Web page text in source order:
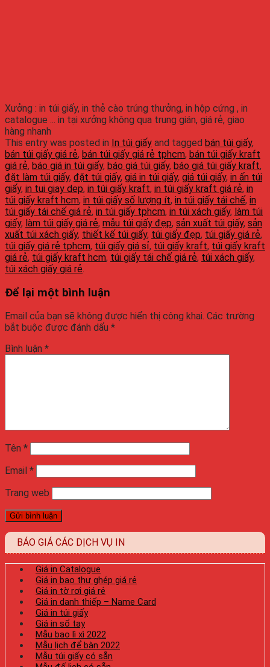
Xưởng : in túi giấy, in thẻ cào trúng thưởng, in hộp cứng , in
catalogue ... in tại xưởng không qua trung gián, giá rẻ, giao
hàng nhanh
This entry was posted in In túi giấy and tagged bán túi giấy,
bán túi giấy giá rẻ, bán túi giấy giá rẻ tphcm, bán túi giấy kraft
giá rẻ, báo giá in túi giấy, báo giá túi giấy, báo giá túi giấy kraft,
đặt làm túi giấy, đặt túi giấy, giá in túi giấy, giá túi giấy, in ấn túi
giấy, in tui giay dep, in túi giấy kraft, in túi giấy kraft giá rẻ, in
túi giấy kraft hcm, in túi giấy số lượng ít, in túi giấy tái chế, in
túi giấy tái chế giá rẻ, in túi giấy tphcm, in túi xách giấy, làm túi
giấy, làm túi giấy giá rẻ, mẫu túi giấy đẹp, sản xuất túi giấy, sản
xuất túi xách giấy, thiết kế túi giấy, túi giấy đẹp, túi giấy giá rẻ,
túi giấy giá rẻ tphcm, túi giấy giá sỉ, túi giấy kraft, túi giấy kraft
giá rẻ, túi giấy kraft hcm, túi giấy tái chế giá rẻ, túi xách giấy,
túi xách giấy giá rẻ.
Để lại một bình luận
Email của bạn sẽ không được hiển thị công khai. Các trường
bắt buộc được đánh dấu *
Bình luận *
Tên *
Email *
Trang web
BÁO GIÁ CÁC DỊCH VỤ IN
Giá in Catalogue
Giá in bao thư ghép giá rẻ
Giá in tờ rơi giá rẻ
Giá in danh thiếp – Name Card
Giá in túi giấy
Giá in sổ tay
Mẫu bao lì xì 2022
Mẫu lịch để bàn 2022
Mẫu túi giấy có sẵn